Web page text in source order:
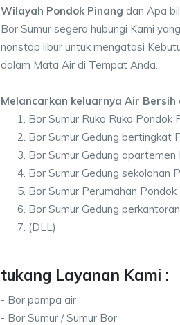
Wilayah Pondok Pinang dan Apa
Bor Sumur segera hubungi Kami
nonstop libur untuk mengatasi
dalam Mata Air di Tempat Anda.
Melancarkan keluarnya Air Bersih
Bor Sumur Ruko Ruko Pondok
Bor Sumur Gedung bertingkat
Bor Sumur Gedung apartemen
Bor Sumur Gedung sekolahan
Bor Sumur Perumahan Pondok
Bor Sumur Gedung
(DLL)
tukang Layanan Kami :
- Bor pompa air
- Bor Sumur / Sumur Bor